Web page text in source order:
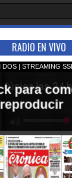
RADIO EN VIVO